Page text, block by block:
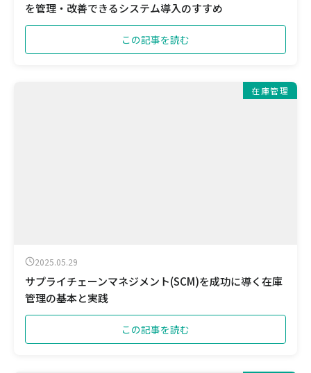
を管理・改善できるシステム導入のすすめ
この記事を読む
在庫管理
2025.05.29
サプライチェーンマネジメント(SCM)を成功に導く在庫
管理の基本と実践
この記事を読む